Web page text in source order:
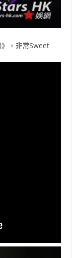
，非常Sweet